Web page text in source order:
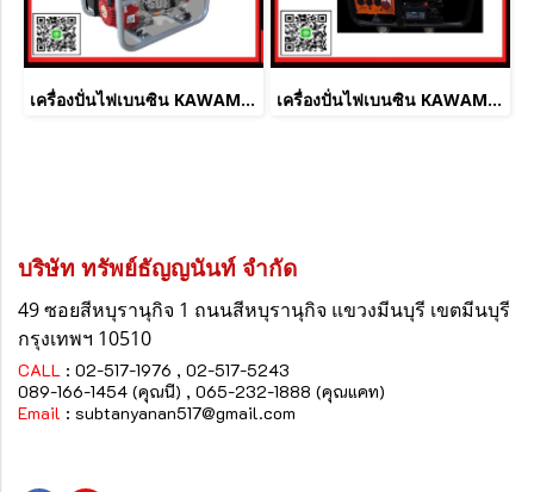
เครื่องปั่นไฟเบนซิน KAWAMA KWM PLUS 7.5-3.2 KW เครื่องปั่นไฟเบนซิน KAWAMA KWM 10000 - silent
บริษัท ทรัพย์ธัญญนันท์ จำกัด
49 ซอยสีหบุรานุกิจ 1 ถนนสีหบุรานุกิจ แขวงมีนบุรี เขตมีนบุรี
กรุงเทพฯ 10510
CALL : 02-517-1976 , 02-517-5243
089-166-1454 (คุณนี) , 065-232-1888 (คุณแคท)
Email : subtanyanan517@gmail.com